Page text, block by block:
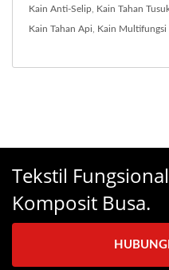
Kain Anti-Selip Kain Tahan
Kain Tahan Api Kain Multifungsi
Tekstil
Komposit Busa.